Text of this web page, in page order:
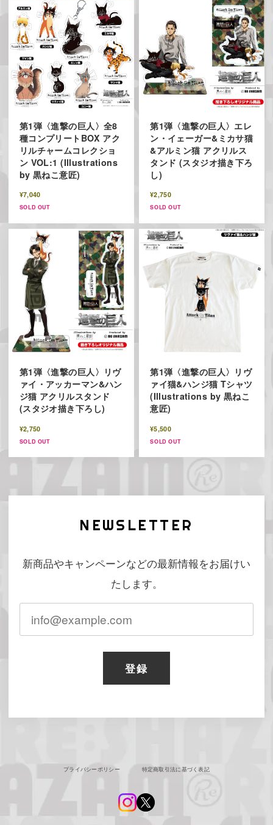
第1弾〈進撃の巨人〉全8
種コンプリートBOX アク
リルチャームコレクショ
ン VOL:1 (Illustrations
by 黒ねこ意匠)
¥7,040
SOLD OUT
第1弾〈進撃の巨人〉エレ
ン・イェーガー&ミカサ猫
&アルミン猫 アクリルス
タンド (スタジオ描き下ろ
し)
¥2,750
SOLD OUT
第1弾〈進撃の巨人〉リヴ
ァイ・アッカーマン&ハン
ジ猫 アクリルスタンド
(スタジオ描き下ろし)
¥2,750
SOLD OUT
第1弾〈進撃の巨人〉リヴ
ァイ猫&ハンジ猫 Tシャツ
(Illustrations by 黒ねこ
意匠)
¥5,500
SOLD OUT
NEWSLETTER
新商品やキャンペーンなどの最新情報をお届けい
たします。
登録
プライバシーポリシー 特定商取引法に基づく表記